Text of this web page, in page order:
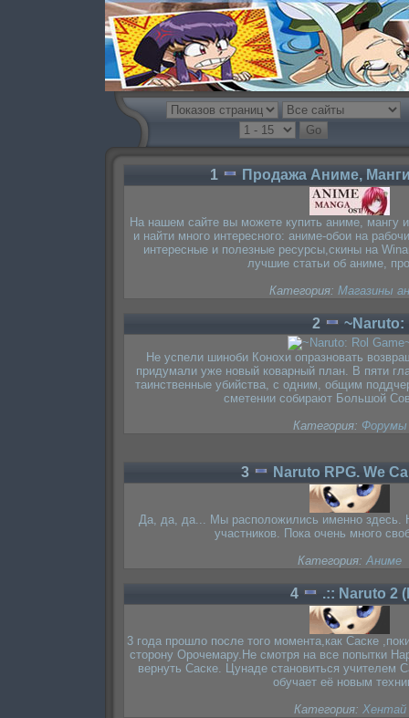
1 Продажа Аниме,
На нашем сайте вы можете купить аниме, мангу
и найти много интересного: аниме-обои на
интересные и полезные ресурсы,скины на
лучшие статьи об аниме,
Категория: Магазины
2 ~Naruto:
Не успели шиноби Конохи опразновать
придумали уже новый коварный план. В пяти
таинственные убийства, с одним, общим
сметении собирают Большой
Категория: Форумы
3 Naruto RPG. We
Да, да, да... Мы расположились именно здесь.
участников. Пока очень много
Категория:Аниме
4 .:: Naruto 2
3 года прошло после того момента,как Саске
сторону Орочемару.Не смотря на все попытки
вернуть Саске. Цунаде становиться учителем
обучает её новым
Категория: Хентай